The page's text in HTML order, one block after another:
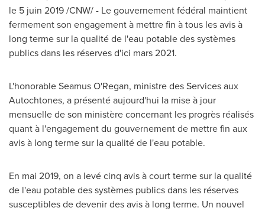
le 5 juin 2019 /CNW/ - Le gouvernement fédéral maintient
fermement son engagement à mettre fin à tous les avis à
long terme sur la qualité de l'eau potable des systèmes
publics dans les réserves d'ici mars 2021.
L'honorableSeamus O'Regan, ministre des Services aux
Autochtones, a présenté aujourd'hui la mise à jour
mensuelle de son ministère concernant les progrès réalisés
quant à l'engagement du gouvernement de mettre fin aux
avis à long terme sur la qualité de l'eau potable.
En mai 2019, on a levé cinq avis à court terme sur la qualité
de l'eau potable des systèmes publics dans les réserves
susceptibles de devenir des avis à long terme. Un nouvel